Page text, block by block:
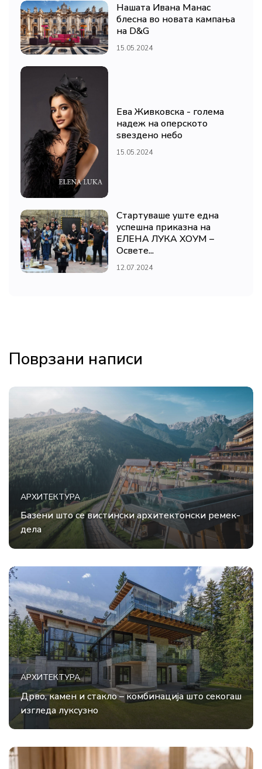
Нашата Ивана Манас
блесна во новата кампања
на D&G
15.05.2024
Ева Живковска - голема
надеж на оперското
ѕвездено небо
15.05.2024
Стартуваше уште една
успешна приказна на
ЕЛЕНА ЛУКА ХОУМ –
Освете...
12.07.2024
Поврзани написи
АРХИТЕКТУРА
Базени што се вистински архитектонски ремек-
дела
АРХИТЕКТУРА
Дрво, камен и стакло – комбинација што секогаш
изгледа луксузно